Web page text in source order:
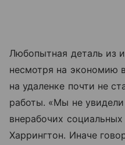
Любопытная деталь из
несмотря на экономию
на удаленке почти не
работы. «Мы не
внерабочих
Харрингтон. Иначе